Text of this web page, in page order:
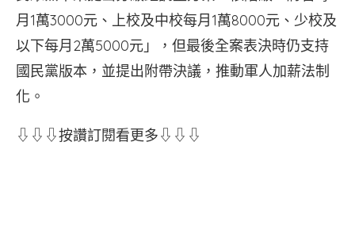
月1萬3000元、上校及中校每月1萬8000元、少校及
以下每月2萬5000元」，但最後全案表決時仍支持
國民黨版本，並提出附帶決議，推動軍人加薪法制
化。
⇩⇩⇩按讚訂閱看更多⇩⇩⇩